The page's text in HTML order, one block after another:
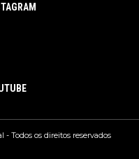
- Todos os direitos reservados